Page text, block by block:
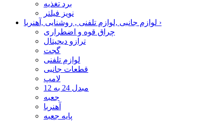
برد تغذیه
نویز فیلتر
›
چراق قوه و اضطراری
ترازو دیجیتال
گجت
لوازم تلفنی
قطعات جانبی
لامپ
مبدل 24 به 12
جعبه
آهنربا
پایه جعبه